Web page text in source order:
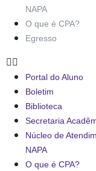
NAPA
O que é CPA?
Egresso
Portal do Aluno
Boletim
Biblioteca
Secretaria
Núcleo de
NAPA
O que é CPA?